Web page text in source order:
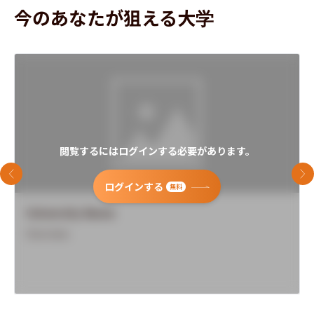
今のあなたが狙える大学
閲覧するにはログインする必要があります。
ログインする 無料
前のスライド 次